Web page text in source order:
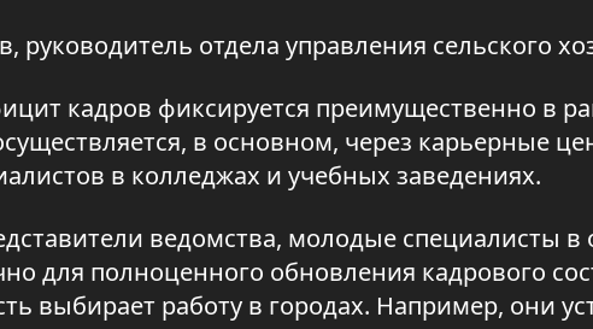
руководитель отдела управления сельского
кадров фиксируется преимущественно в
в основном, через карьерные
в колледжах и учебных заведениях.
ведомства, молодые специалисты в
для полноценного обновления кадрового
выбирает работу в городах. Например, они